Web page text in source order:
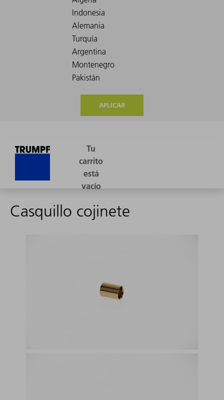
APLICAR
Casquillo cojinete